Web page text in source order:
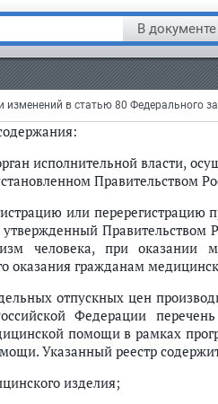
В документе
на
перечень медицинских
программы
оптовых надбавок и
медицинские изделия
установленной
исполнительной власти,
Правительством
или
Правительством
человека, при
оказания гражданам
отпускных цен
Федерации
помощи в рамках
Указанный реестр
изделия;